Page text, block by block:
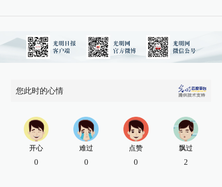
您此时的心情
开心
0
难过
0
点赞
0
飘过
2